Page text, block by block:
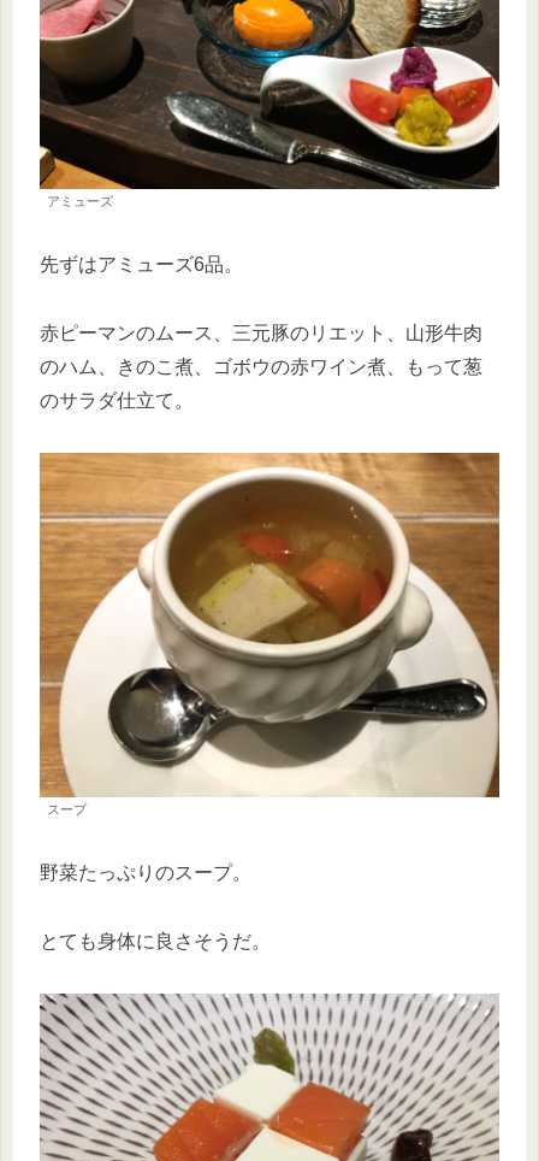
アミューズ
先ずはアミューズ6品。
赤ピーマンのムース、三元豚のリエット、山形牛肉
のハム、きのこ煮、ゴボウの赤ワイン煮、もって葱
のサラダ仕立て。
スープ
野菜たっぷりのスープ。
とても身体に良さそうだ。